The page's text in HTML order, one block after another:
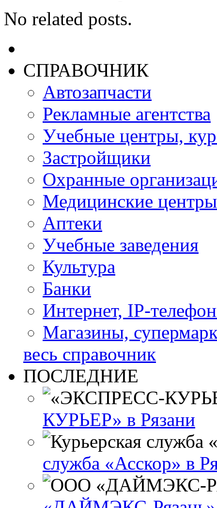
No related posts.
СПРАВОЧНИК
Автозапчасти
Рекламные агентства
Учебные центры,
Застройщики
Охранные
Медицинские центры
Аптеки
Учебные заведения
Культура
Банки
Интернет, IP-
Магазины,
весь справочник
ПОСЛЕДНИЕ
КУРЬЕР» в Рязани
служба «Асскор» в